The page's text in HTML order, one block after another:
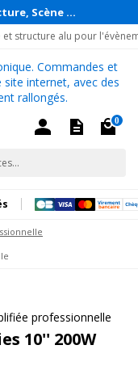
Scène ...
structure alu pour
Commandes et
internet, avec des
rallongés.
0
professionnelle
10'' 200W